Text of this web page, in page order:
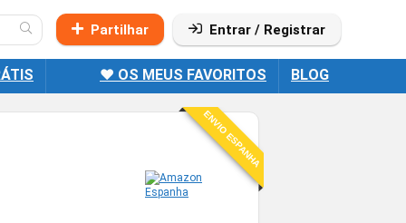
Partilhar Entrar / Registrar
❤️ OS MEUS FAVORITOS BLOG
ENVIO ESPANHA